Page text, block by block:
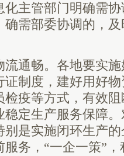
化主管部门明确需
需部委协调的，
通畅。各地要实施
制度，建好用好
疫等方式，有效
定生产服务保障
别是实施闭环生产
务，“一企一策”